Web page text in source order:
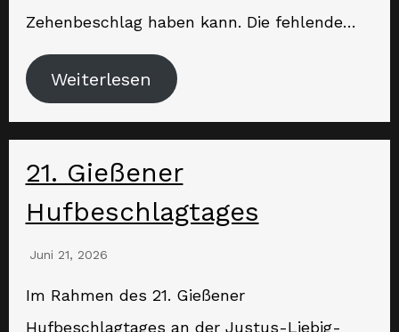
Zehenbeschlag haben kann. Die fehlende…
Weiterlesen
21. Gießener
Hufbeschlagtages
Juni 21, 2026
Im Rahmen des 21. Gießener
Hufbeschlagtages an der Justus-Liebig-